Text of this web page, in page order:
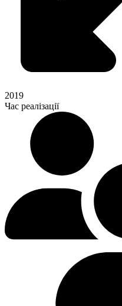
2019
Час реалізації